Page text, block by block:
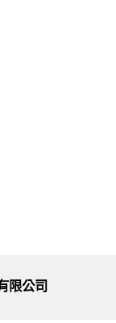
限公司